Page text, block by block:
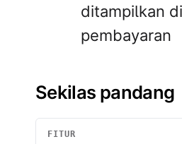
ditampilkan
pembayaran
Sekilas pandang
FITUR